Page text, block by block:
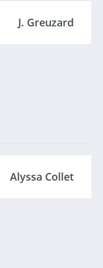
J. Greuzard
Alyssa Collet